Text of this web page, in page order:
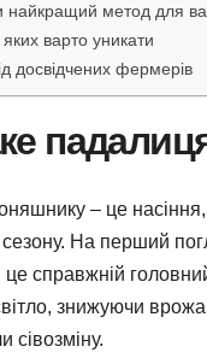
найкращий метод для
варто уникати
досвідчених фермерів
– це
сезону. На перший
це справжній
знижуючи
сівозміну.